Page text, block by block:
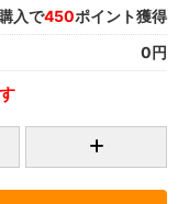
入で450ポイント獲得
0円